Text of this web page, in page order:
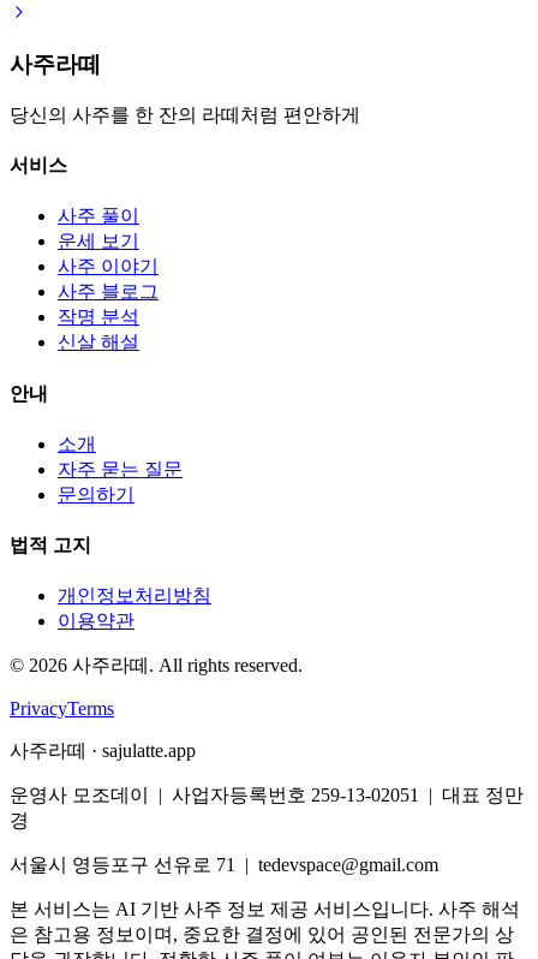
사주라떼
당신의 사주를 한 잔의 라떼처럼 편안하게
서비스
사주 풀이
운세 보기
사주 이야기
사주 블로그
작명 분석
신살 해설
안내
소개
자주 묻는 질문
문의하기
법적 고지
개인정보처리방침
이용약관
© 2026 사주라떼. All rights reserved.
PrivacyTerms
사주라떼 · sajulatte.app
운영사 모조데이 | 사업자등록번호 259-13-02051 | 대표 정만
경
서울시 영등포구 선유로 71 | tedevspace@gmail.com
본 서비스는 AI 기반 사주 정보 제공 서비스입니다. 사주 해석
은 참고용 정보이며, 중요한 결정에 있어 공인된 전문가의 상